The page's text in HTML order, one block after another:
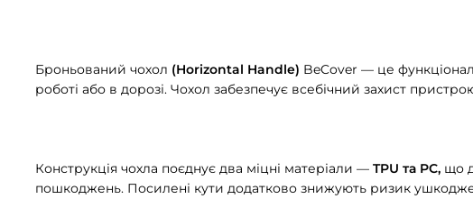
Броньований чохол (Horizontal Handle) BeCover — це
роботі або в дорозі. Чохол забезпечує всебічний захист
Конструкція чохла поєднує два міцні матеріали — TPU та PC, що
пошкоджень. Посилені кути додатково знижують ризик